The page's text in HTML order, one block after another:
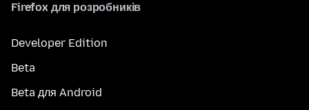
Firefox для розробників
Developer Edition
Beta
Beta для Android